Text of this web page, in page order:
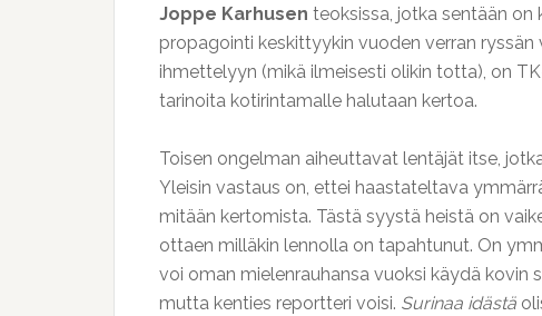
Joppe Karhusen teoksissa, jotka sentään on
propagointi keskittyykin vuoden verran
ihmettelyyn (mikä ilmeisesti olikin totta), on
tarinoita kotirintamalle halutaan kertoa.
Toisen ongelman aiheuttavat lentäjät itse,
Yleisin vastaus on, ettei haastateltava
mitään kertomista. Tästä syystä heistä on
ottaen milläkin lennolla on tapahtunut. On
voi oman mielenrauhansa vuoksi käydä kovin
mutta kenties reportteri voisi. Surinaa idästä